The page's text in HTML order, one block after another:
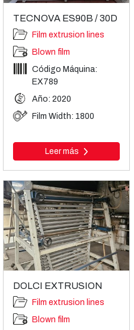
TECNOVA ES90B / 30D
Film extrusion lines
Blown film
Código Máquina:
EX789
Año: 2020
Film Width: 1800
Leer más
DOLCI EXTRUSION
Film extrusion lines
Blown film